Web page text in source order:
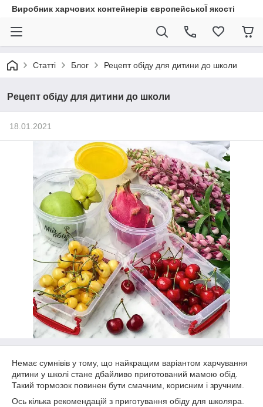
Виробник харчових контейнерів європейськоЇ якості
Статті Блог Рецепт обіду для дитини до школи
Рецепт обіду для дитини до школи
18.01.2021
Немає сумнівів у тому, що найкращим варіантом харчування
дитини у школі стане дбайливо приготований мамою обід.
Такий тормозок повинен бути смачним, корисним і зручним.
Ось кілька рекомендацій з приготування обіду для школяра.